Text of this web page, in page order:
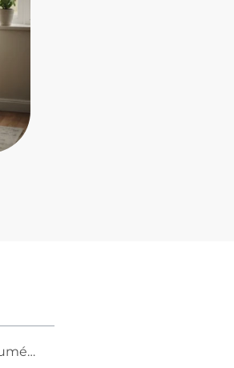
La dépendance numérique et ses impacts sur notre bien-être